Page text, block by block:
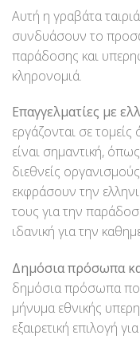
Αυτή η γραβάτα
συνδυάσουν το
παράδοσης και
κληρονομιά.
Επαγγελματίες με
εργάζονται σε
είναι σημαντική,
διεθνείς
εκφράσουν την
τους για την
ιδανική για την
Δημόσια πρόσωπα
δημόσια πρόσωπα
μήνυμα εθνικής
εξαιρετική επιλογή